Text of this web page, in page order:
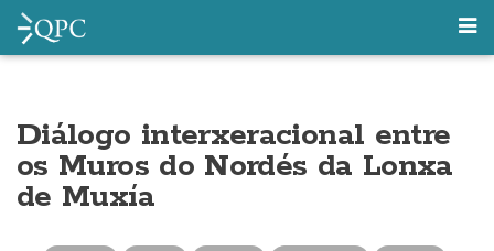
Diálogo interxeracional entre
os Muros do Nordés da Lonxa
de Muxía